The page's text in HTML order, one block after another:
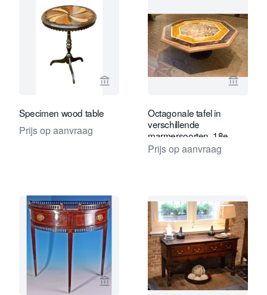
Bekijk verkoperspagina van Frederik
Specimen wood table
Prijs op aanvraag
Bekijk
Octagonale tafel in
verschillende
marmersoorten, 18e
eeuw, Italië
Prijs op aanvraag
Bekijk verkoperspagina van Egbert
Bekijk